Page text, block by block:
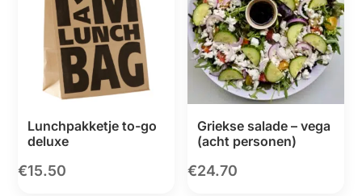
Lunchpakketje to-go
deluxe
€15.50
Griekse salade – vega
(acht personen)
€24.70